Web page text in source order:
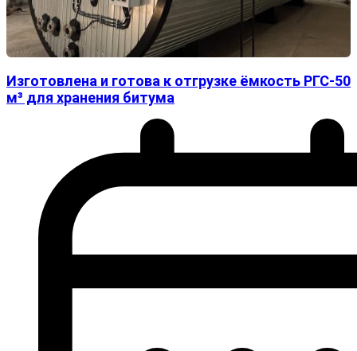
Изготовлена и готова к отгрузке ёмкость РГС-50
м³ для хранения битума